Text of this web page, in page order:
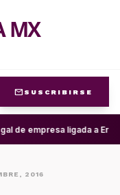
MX
mail SUSCRIBIRSE
de empresa ligada a
2016